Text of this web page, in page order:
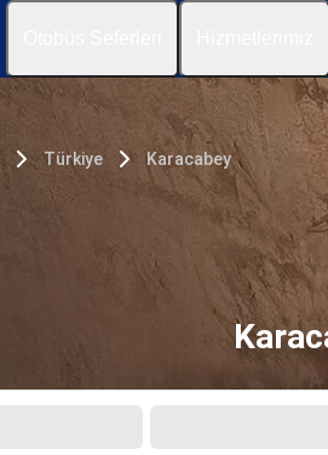
Türkiye Karacabey